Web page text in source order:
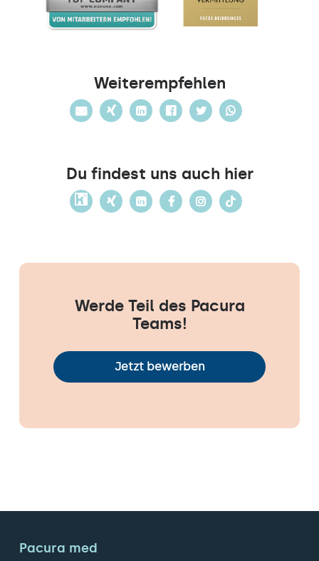
Weiterempfehlen
Du findest uns auch hier
Werde Teil des Pacura
Teams!
Jetzt bewerben
Pacura med